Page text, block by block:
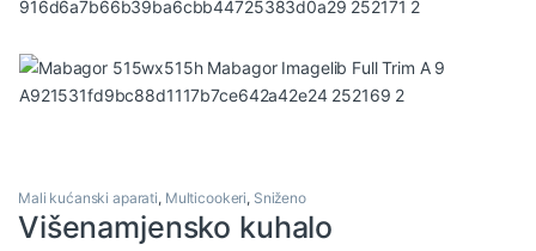
Mali kućanski aparati, Multicookeri, Sniženo
Višenamjensko kuhalo